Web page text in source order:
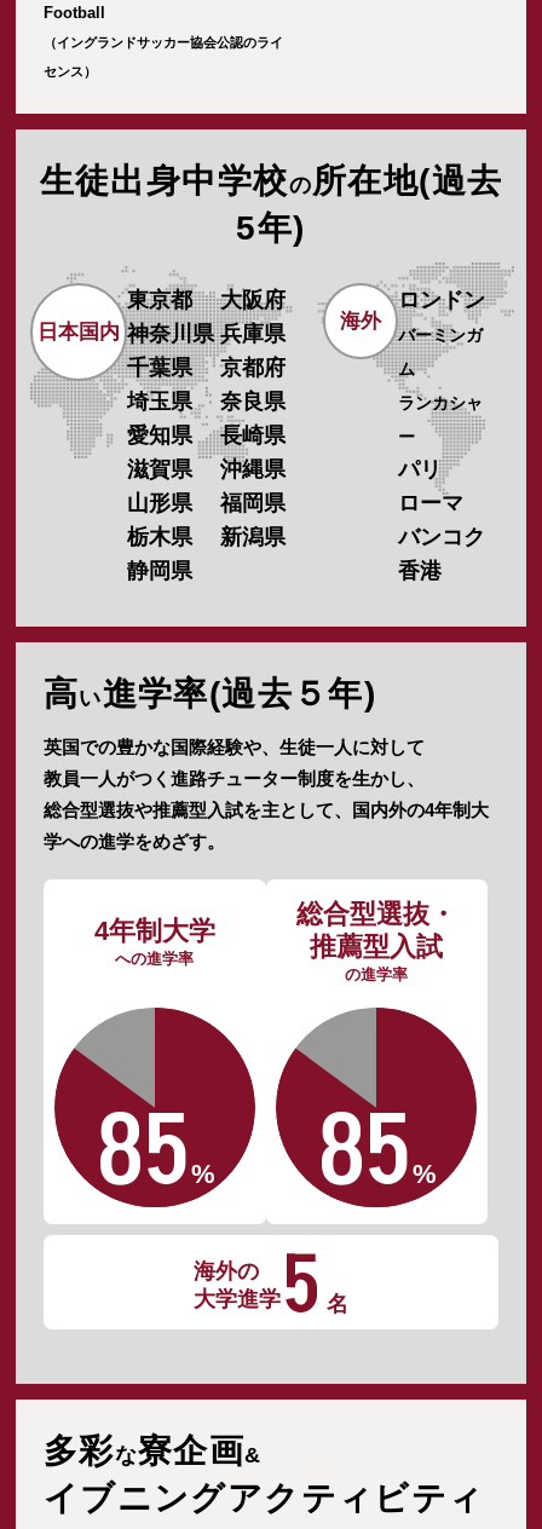
Football
（イングランドサッカー協会公認のライ
センス）
生徒出身中学校の所在地(過去
5年)
日本国内
東京都
大阪府
神奈川県 兵庫県
千葉県
京都府
埼玉県
奈良県
愛知県
長崎県
滋賀県
沖縄県
山形県
福岡県
栃木県
新潟県
静岡県
海外
ロンドン
バーミンガ
ム
ランカシャ
ー
パリ
ローマ
バンコク
香港
高い進学率(過去５年)
英国での豊かな国際経験や、生徒一人に対して
教員一人がつく進路チューター制度を生かし、
総合型選抜や推薦型入試を主として、国内外の4年制大
学への進学をめざす。
4年制大学
への進学率
85%
総合型選抜・
推薦型入試
の進学率
85%
海外の
大学進学 5 名
多彩な寮企画&
イブニングアクティビティ